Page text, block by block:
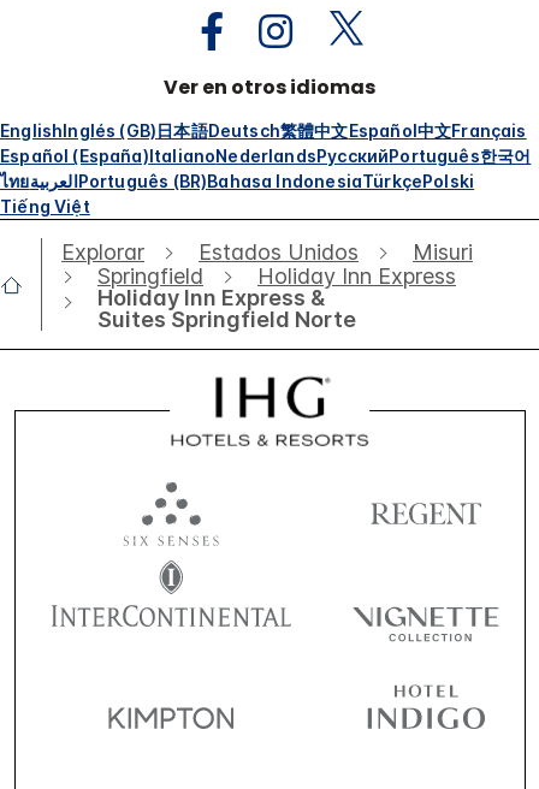
Ver en otros idiomas
EnglishInglés (GB)日本語Deutsch繁體中文Español中文Français
Español (España)ItalianoNederlandsРусскийPortuguês한국어
ไทยالعربيةPortuguês (BR)Bahasa IndonesiaTürkçePolski
Tiếng Việt
Explorar Estados Unidos
Misuri
Springfield
Holiday Inn Express
Holiday Inn Express &
Suites Springfield Norte